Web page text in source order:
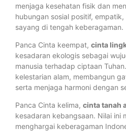
menjaga kesehatan fisik dan
hubungan sosial positif,
sayang di tengah keberagaman.
Panca Cinta keempat, cinta
kesadaran ekologis sebagai
manusia terhadap ciptaan
kelestarian alam, membangun
serta menjaga harmoni dengan
Panca Cinta kelima, cinta tanah
kesadaran kebangsaan. Nilai ini
menghargai keberagaman